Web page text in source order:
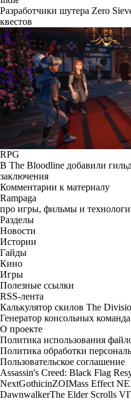
Разработчики шутера Zero
квестов
RPG
В The Bloodline добавили
заключения
Комментарии к материалу
Rampaga
про игры, фильмы и
Разделы
Новости
Истории
Гайды
Кино
Игры
Полезные ссылки
RSS-лента
Калькулятор скилов The
Генератор консольных
О проекте
Политика использования
Политика обработки
Пользовательское соглашение
Assassin's Creed: Black Flag
NextGothicinZOIMass Effect
DawnwalkerThe Elder Scrolls VI